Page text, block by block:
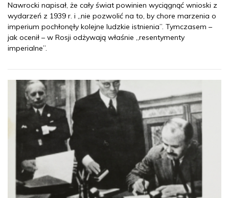
Nawrocki napisał, że cały świat powinien wyciągnąć wnioski z
wydarzeń z 1939 r. i „nie pozwolić na to, by chore marzenia o
imperium pochłonęły kolejne ludzkie istnienia”. Tymczasem –
jak ocenił – w Rosji odżywają właśnie „resentymenty
imperialne”.